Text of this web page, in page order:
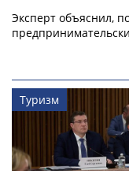
Эксперт объяснил,
Туризм